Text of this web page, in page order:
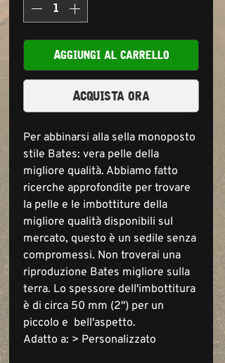
Aggiungi al carrello
Acquista ora
Per abbinarsi alla sella monoposto
stile Bates: vera pelle della
migliore qualità. Abbiamo fatto
ricerche approfondite per trovare
la pelle e le imbottiture della
migliore qualità disponibili sul
mercato, questo è un sedile senza
compromessi. Non troverai una
riproduzione Bates migliore sulla
terra. Lo spessore dell'imbottitura
è di circa 50 mm (2") per un
piccolo e bell'aspetto.
Adatto a: > Personalizzato